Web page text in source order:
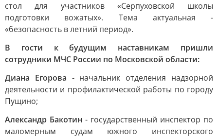
стол для участников «Серпуховской школы
подготовки вожатых». Тема актуальная -
«безопасность в летний период».
В гости к будущим наставникам пришли
сотрудники МЧС России по Московской области:
Диана Егорова - начальник отделения надзорной
деятельности и профилактической работы по городу
Пущино;
Александр Бакотин - государственный инспектор по
маломерным судам южного инспекторского